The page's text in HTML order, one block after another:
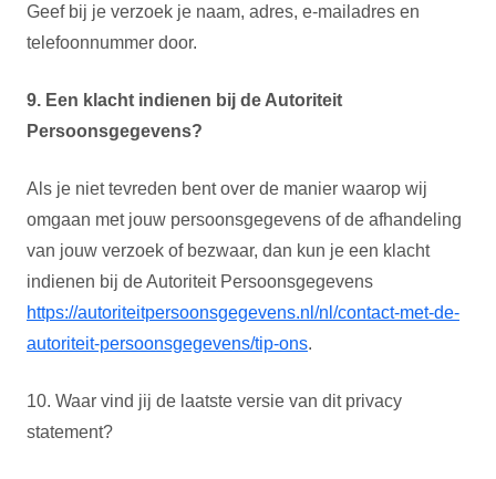
Geef bij je verzoek je naam, adres, e-mailadres en
telefoonnummer door.
9. Een klacht indienen bij de Autoriteit
Persoonsgegevens?
Als je niet tevreden bent over de manier waarop wij
omgaan met jouw persoonsgegevens of de afhandeling
van jouw verzoek of bezwaar, dan kun je een klacht
indienen bij de Autoriteit Persoonsgegevens
https://autoriteitpersoonsgegevens.nl/nl/contact-met-de-
autoriteit-persoonsgegevens/tip-ons.
10. Waar vind jij de laatste versie van dit privacy
statement?